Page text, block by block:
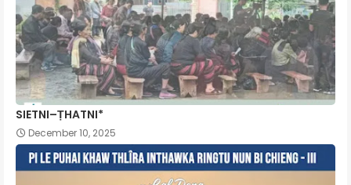
SIETNI–ṬHATNI*
December 10, 2025